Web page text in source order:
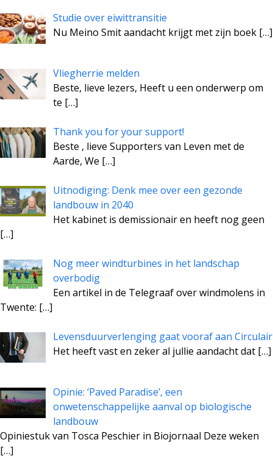
Studie over eiwittransitie
Nu Meino Smit aandacht krijgt met zijn boek […]
Vliegherrie melden
Beste, lieve lezers, Heeft u een onderwerp om
te […]
Thank you for your support!
Beste , lieve Supporters van Leven met de
Aarde, We […]
Uitnodiging: Denk mee over een gezonde
landbouw in 2040
Het kabinet is demissionair en heeft nog geen
[…]
Nog meer windturbines in het landschap
overbodig
Een artikel in de Telegraaf over windmolens in
Twente: […]
Levensduurverlenging gaat vooraf aan Circulair
Het heeft vast en zeker al jullie aandacht dat […]
Opinie: ‘Paved Paradise’, een
onwetenschappelijke aanval op biologische
landbouw
Opiniestuk van Tosca Peschier in Biojornaal Deze weken
[…]